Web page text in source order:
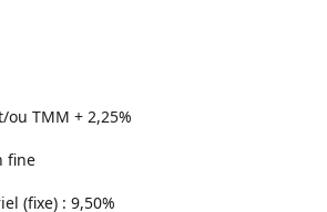
ou TMM + 2,25%
fine
(fixe) : 9,50%